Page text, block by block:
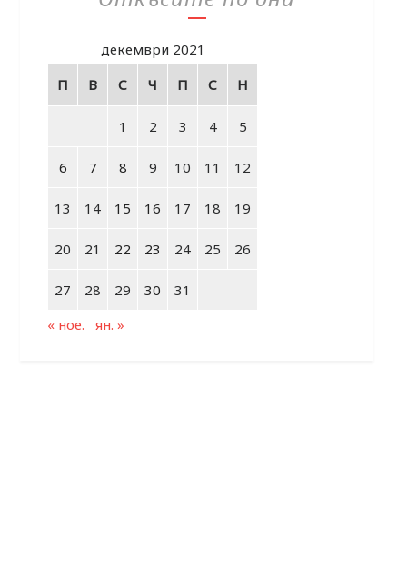
декември 2021
П
В С Ч П С Н
1 2 3 4 5
6 7 8 9 10 11 12
13 14 15 16 17 18 19
20 21 22 23 24 25 26
27 28 29 30
31
« ное.
ян. »